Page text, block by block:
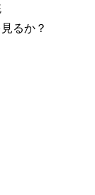
るか？